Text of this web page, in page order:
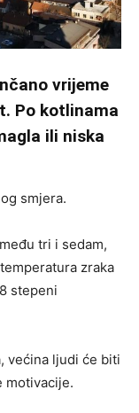
vrijeme
Po kotlinama
ili niska
smjera.
tri i sedam,
zraka
stepeni
većina ljudi će biti
motivacije.